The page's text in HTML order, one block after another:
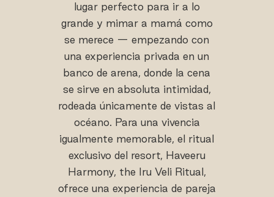
lugar perfecto para ir a lo
grande y mimar a mamá como
se merece — empezando con
una experiencia privada en un
banco de arena, donde la cena
se sirve en absoluta intimidad,
rodeada únicamente de vistas al
océano. Para una vivencia
igualmente memorable, el ritual
exclusivo del resort, Haveeru
Harmony, the Iru Veli Ritual,
ofrece una experiencia de pareja